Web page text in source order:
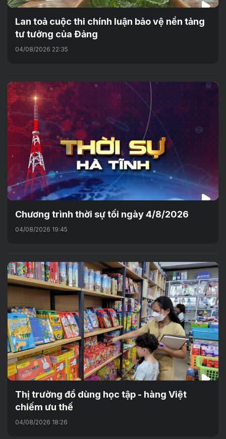
Lan toả cuộc thi chính luận bảo vệ nền tảng
tư tưởng của Đảng
04/08/2026 22:35
Chương trình thời sự tối ngày 4/8/2026
04/08/2026 19:45
Thị trường đồ dùng học tập - hàng Việt
chiếm ưu thế
04/08/2026 18:26